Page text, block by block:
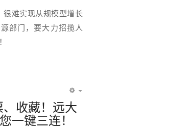
很难实现从规模型增长
部门，要大力招揽人
收藏！远大
一键三连！